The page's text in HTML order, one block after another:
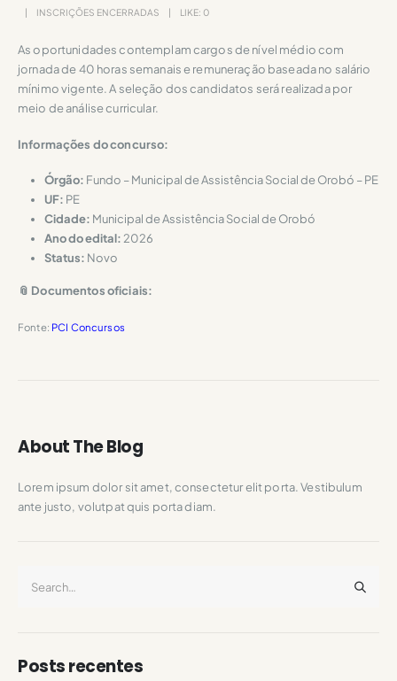
INSCRIÇÕES ENCERRADAS LIKE: 0
As oportunidades contemplam cargos de nível médio com
jornada de 40 horas semanais e remuneração baseada no salário
mínimo vigente. A seleção dos candidatos será realizada por
meio de análise curricular.
Informações do concurso:
Órgão: Fundo – Municipal de Assistência Social de Orobó – PE
UF: PE
Cidade: Municipal de Assistência Social de Orobó
Ano do edital: 2026
Status: Novo
📎 Documentos oficiais:
Fonte: PCI Concursos
About The Blog
Lorem ipsum dolor sit amet, consectetur elit porta. Vestibulum
ante justo, volutpat quis porta diam.
Posts recentes